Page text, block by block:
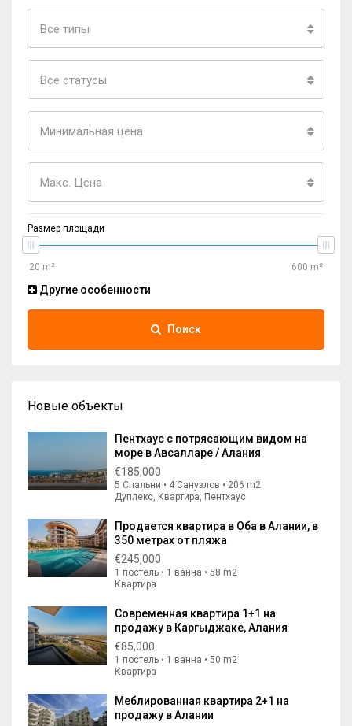
Все типы
Все статусы
Минимальная цена
Макс. Цена
Размер площади
Другие особенности
Поиск
Новые объекты
Пентхаус с потрясающим видом на
море в Авсалларе / Алания
€185,000
5 Спальни • 4 Санузлов • 206 m2
Дуплекс, Квартира, Пентхаус
Продается квартира в Оба в Алании, в
350 метрах от пляжа
€245,000
1 постель • 1 ванна • 58 m2
Квартира
Современная квартира 1+1 на
продажу в Каргыджаке, Алания
€85,000
1 постель • 1 ванна • 50 m2
Квартира
Меблированная квартира 2+1 на
продажу в Алании